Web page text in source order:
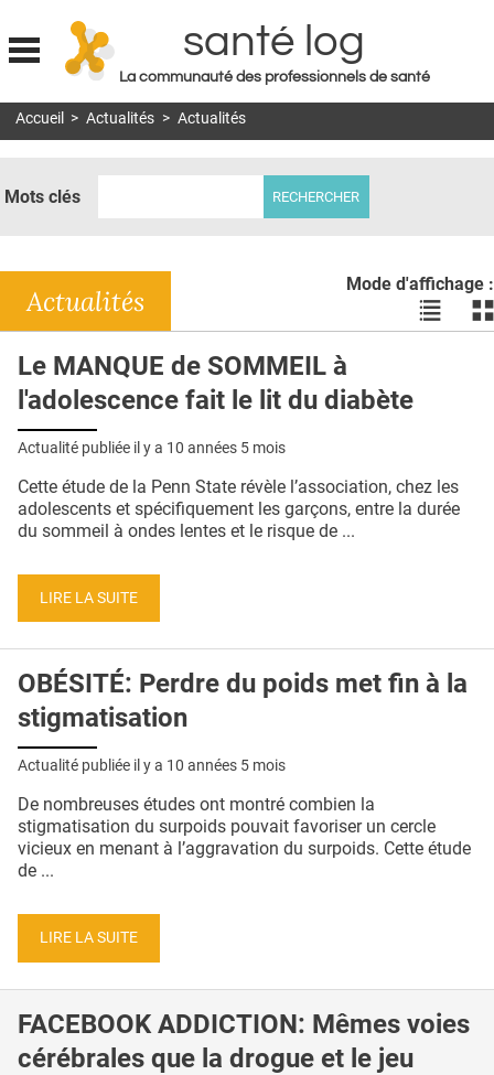
Jump to navigation
santé log
La communauté des professionnels de santé
MON COMPTE
DOSSIERS
RÉSEAUX
E-REVUE SAD
QUI SOMMES-NOUS ?
CONDITIONS GÉNÉRALES
CRÉDITS
Accueil > Actualités > Actualités
Mots clés
Mode d'affichage :
Voir
les
les
Actualités
Le MANQUE de SOMMEIL à
l'adolescence fait le lit du diabète
Actualité publiée il y a 10 années 5 mois
Cette étude de la Penn State révèle l’association, chez les
adolescents et spécifiquement les garçons, entre la durée
du sommeil à ondes lentes et le risque de ...
LIRE LA SUITE
OBÉSITÉ: Perdre du poids met fin à la
stigmatisation
Actualité publiée il y a 10 années 5 mois
De nombreuses études ont montré combien la
stigmatisation du surpoids pouvait favoriser un cercle
vicieux en menant à l’aggravation du surpoids. Cette étude
de ...
LIRE LA SUITE
FACEBOOK ADDICTION: Mêmes voies
cérébrales que la drogue et le jeu